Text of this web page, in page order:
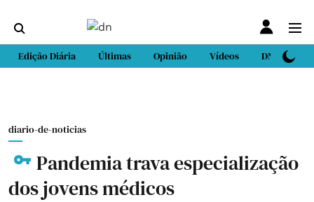
Edição Diária Últimas Opinião Vídeos DN Sport
diario-de-noticias
Pandemia trava especialização
dos jovens médicos